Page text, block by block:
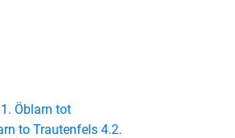
Öblarn tot
to Trautenfels 4.2.